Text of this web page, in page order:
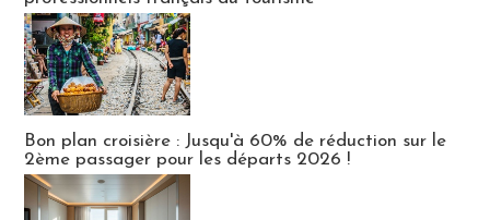
Bon plan croisière : Jusqu'à 60% de réduction sur le
2ème passager pour les départs 2026 !